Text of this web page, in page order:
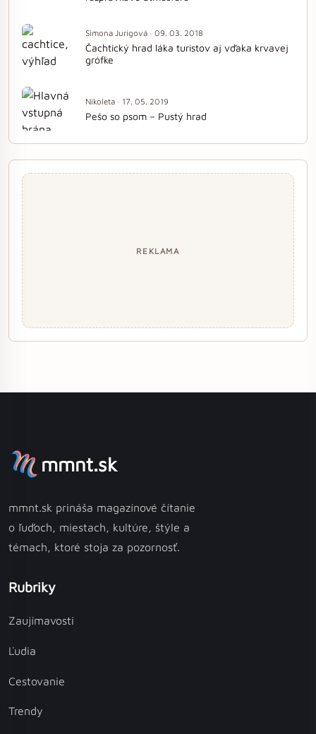
Simona Jurigová · 09. 03. 2018
Čachtický hrad láka turistov aj vďaka krvavej
grófke
Nikoleta · 17. 05. 2019
Pešo so psom – Pustý hrad
REKLAMA
mmnt.sk
mmnt.sk prináša magazínové čítanie
o ľuďoch, miestach, kultúre, štýle a
témach, ktoré stoja za pozornosť.
Rubriky
Zaujímavosti
Ľudia
Cestovanie
Trendy